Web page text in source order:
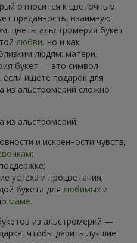
относится к цветочным
преданность, взаимную
цветы альстромерия букет
любви, но и как
людям: матери,
букет — это символ
ищете подарок для
из альстромерий сложно
из альстромерий:
и искренности чувств,
;
успеха и процветания;
букета для любимых и
маме.
из альстромерий —
чтобы дарить лучшие